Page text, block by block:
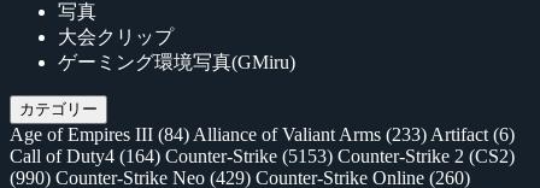
写真
大会クリップ
ゲーミング環境写真(GMiru)
カテゴリー
Age of Empires III (84) Alliance of Valiant Arms (233) Artifact (6)
Call of Duty4 (164) Counter-Strike (5153) Counter-Strike 2 (CS2)
(990) Counter-Strike Neo (429) Counter-Strike Online (260)